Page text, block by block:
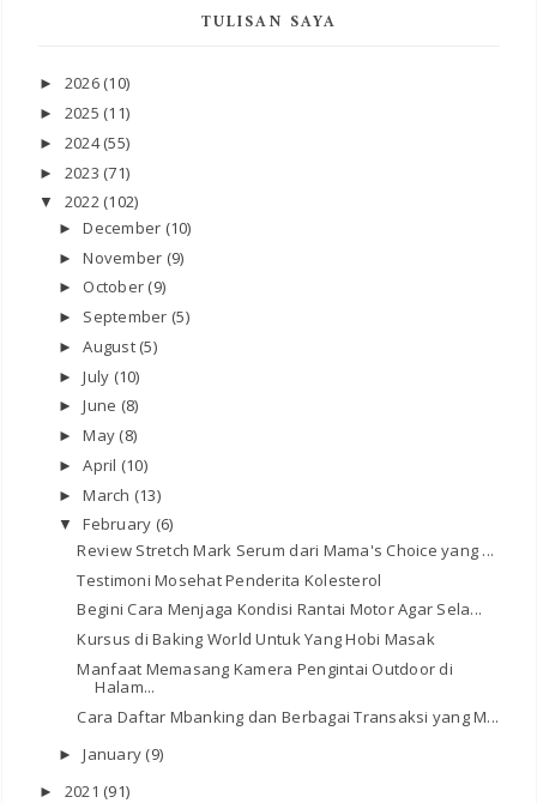
TULISAN SAYA
► 2026 (10)
► 2025 (11)
► 2024(55)
► 2023 (71)
▼ 2022 (102)
►December (10)
►November (9)
► October (9)
► September (5)
►August (5)
►July (10)
►June (8)
►May (8)
►April (10)
►March (13)
▼February (6)
Review Stretch Mark Serum dari Mama's Choice yang ...
Testimoni Mosehat Penderita Kolesterol
Begini Cara Menjaga Kondisi Rantai Motor Agar Sela...
Kursus di Baking World Untuk Yang Hobi Masak
Manfaat Memasang Kamera Pengintai Outdoor di
Halam...
Cara Daftar Mbanking dan Berbagai Transaksi yang M...
►January (9)
► 2021 (91)